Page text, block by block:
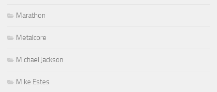
Marathon
Metalcore
Michael Jackson
Mike Estes